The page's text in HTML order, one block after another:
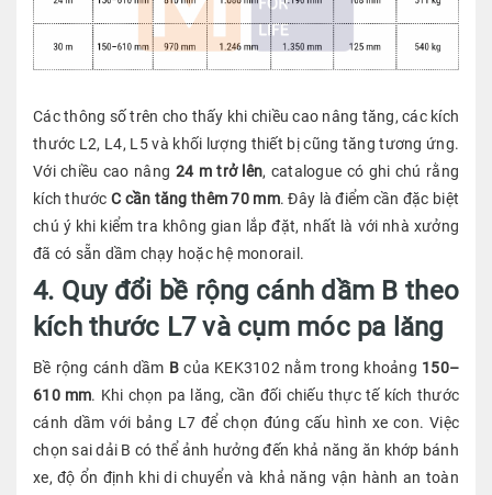
Các thông số trên cho thấy khi chiều cao nâng tăng, các kích
thước L2, L4, L5 và khối lượng thiết bị cũng tăng tương ứng.
Với chiều cao nâng 24 m trở lên, catalogue có ghi chú rằng
kích thước C cần tăng thêm 70 mm. Đây là điểm cần đặc biệt
chú ý khi kiểm tra không gian lắp đặt, nhất là với nhà xưởng
đã có sẵn dầm chạy hoặc hệ monorail.
4. Quy đổi bề rộng cánh dầm B theo
kích thước L7 và cụm móc pa lăng
Bề rộng cánh dầm B của KEK3102 nằm trong khoảng 150–
610 mm. Khi chọn pa lăng, cần đối chiếu thực tế kích thước
cánh dầm với bảng L7 để chọn đúng cấu hình xe con. Việc
chọn sai dải B có thể ảnh hưởng đến khả năng ăn khớp bánh
xe, độ ổn định khi di chuyển và khả năng vận hành an toàn